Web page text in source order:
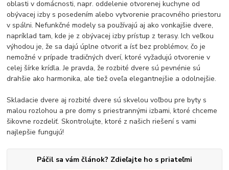
oblasti v domácnosti, napr. oddelenie otvorenej kuchyne od
obývacej izby s posedením alebo vytvorenie pracovného priestoru
v spálni. Nefunkčné modely sa používajú aj ako vonkajšie dvere,
napríklad tam, kde je z obývacej izby prístup z terasy. Ich veľkou
výhodou je, že sa dajú úplne otvoriť a ísť bez problémov, čo je
nemožné v prípade tradičných dverí, ktoré vyžadujú otvorenie v
celej šírke krídla. Je pravda, že rozbité dvere sú pevnénie sú
drahšie ako harmonika, ale tiež oveľa elegantnejšie a odolnejšie.
Skladacie dvere aj rozbité dvere sú skvelou voľbou pre byty s
malou rozlohou a pre domy s priestrannými izbami, ktoré chceme
šikovne rozdeliť. Skontrolujte, ktoré z našich riešení s vami
najlepšie fungujú!
Páčil sa vám článok? Zdieľajte ho s priateľmi